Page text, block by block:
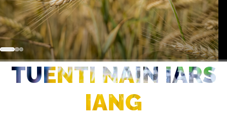
MERCATI
NEWS/EVENTI
CONDIZIONI GENERALI DI VENDITA
TUENTI NAIN IARS
IANG